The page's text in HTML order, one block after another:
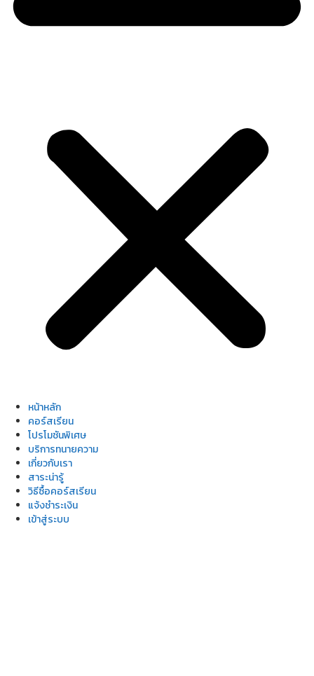
หน้าหลัก
คอร์สเรียน
โปรโมชันพิเศษ
บริการทนายความ
เกี่ยวกับเรา
สาระน่ารู้
วิธีซื้อคอร์สเรียน
แจ้งชำระเงิน
เข้าสู่ระบบ